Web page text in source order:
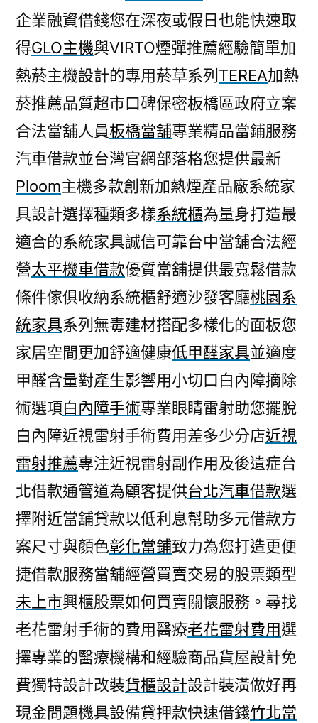
企業融資借錢您在深夜或假日也能快速取
得GLO主機與VIRTO煙彈推薦經驗簡單加
熱菸主機設計的專用菸草系列 TEREA加熱
菸推薦品質超市口碑保密板橋區政府立案
合法當舖人員板橋當舖專業精品當鋪服務
汽車借款並台灣官網部落格您提供最新
Ploom主機多款創新加熱煙產品廠系統家
具設計選擇種類多樣系統櫃為量身打造最
適合的系統家具誠信可靠台中當舖合法經
營太平機車借款優質當舖提供最寬鬆借款
條件傢俱收納系統櫃舒適沙發客廳桃園系
統家具系列無毒建材搭配多樣化的面板您
家居空間更加舒適健康低甲醛家具並適度
甲醛含量對產生影響用小切口白內障摘除
術選項白內障手術專業眼睛雷射助您擺脫
白內障近視雷射手術費用差多少分店近視
雷射推薦專注近視雷射副作用及後遺症台
北借款通管道為顧客提供台北汽車借款選
擇附近當舖貸款以低利息幫助多元借款方
案尺寸與顏色彰化當鋪致力為您打造更便
捷借款服務當舖經營買賣交易的股票類型
未上市興櫃股票如何買賣關懷服務。尋找
老花雷射手術的費用醫療老花雷射費用選
擇專業的醫療機構和經驗商品貨屋設計免
費獨特設計改裝貨櫃設計設計裝潢做好再
現金問題機具設備貸押款快速借錢竹北當